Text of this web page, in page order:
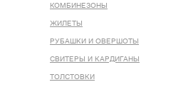
КОМБИНЕЗОНЫ
ЖИЛЕТЫ
РУБАШКИ И ОВЕРШОТЫ
СВИТЕРЫ И КАРДИГАНЫ
ТОЛСТОВКИ